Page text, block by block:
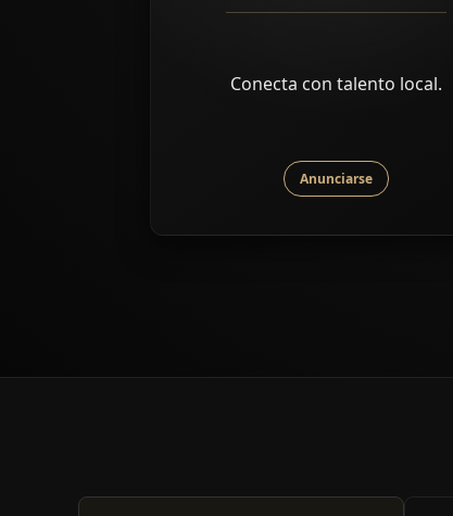
Conecta con talento local.
Anunciarse